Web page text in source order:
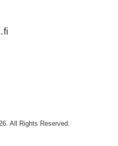
All Rights Reserved.